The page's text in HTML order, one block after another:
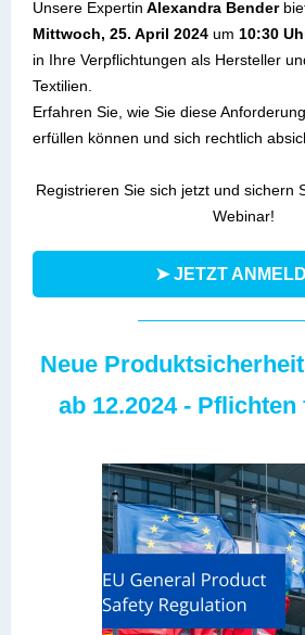
Unsere Expertin Alexandra Bender
Mittwoch, 25. April 2024 um 10:30
in Ihre Verpflichtungen als Hersteller
Textilien.
Erfahren Sie, wie Sie diese
erfüllen können und sich rechtlich
Registrieren Sie sich jetzt und sichern
Webinar!
➤ JETZT
Neue
ab 12.2024 -